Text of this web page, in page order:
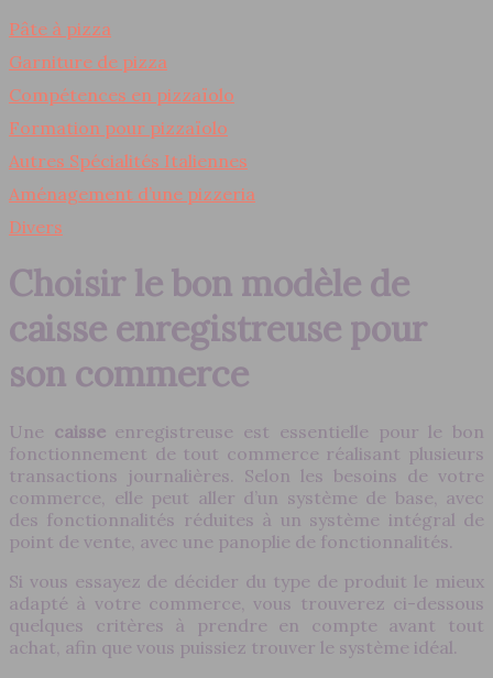
Pâte à pizza
Garniture de pizza
Compétences en pizzaïolo
Formation pour pizzaïolo
Autres Spécialités Italiennes
Aménagement d’une pizzeria
Divers
Choisir le bon modèle de
caisse enregistreuse pour
son commerce
Une caisseenregistreuse est essentielle pour le bon
fonctionnement de tout commerce réalisant plusieurs
transactions journalières. Selon les besoins de votre
commerce, elle peut aller d’un système de base, avec
des fonctionnalités réduites à un système intégral de
point de vente, avec une panoplie de fonctionnalités.
Si vous essayez de décider du type de produit le mieux
adapté à votre commerce, vous trouverez ci-dessous
quelques critères à prendre en compte avant tout
achat, afin que vous puissiez trouver le système idéal.